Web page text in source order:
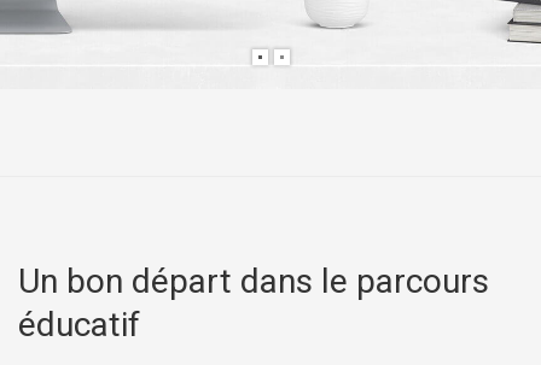
Un bon départ dans le parcours
éducatif